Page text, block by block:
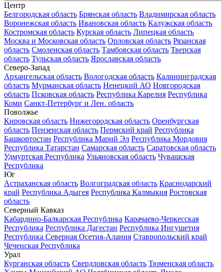
Центр
Белгородская область Брянская область Владимирская область
Воронежская область Ивановская область Калужская область
Костромская область Курская область Липецкая область
Москва и Московская область Орловская область Рязанская
область Смоленская область Тамбовская область Тверская
область Тульская область Ярославская область
Северо-Запад
Архангельская область Вологодская область Калининградская
область Мурманская область Ненецкий АО Новгородская
область Псковская область Республика Карелия Республика
Коми Санкт-Петербург и Лен. область
Поволжье
Кировская область Нижегородская область Оренбургская
область Пензенская область Пермский край Республика
Башкортостан Республика Марий Эл Республика Мордовия
Республика Татарстан Самарская область Саратовская область
Удмуртская Республика Ульяновская область Чувашская
Республика
Юг
Астраханская область Волгоградская область Краснодарский
край Республика Адыгея Республика Калмыкия Ростовская
область
Северный Кавказ
Кабардино-Балкарская Республика Карачаево-Черкесская
Республика Республика Дагестан Республика Ингушетия
Республика Северная Осетия-Алания Ставропольский край
Чеченская Республика
Урал
Курганская область Свердловская область Тюменская область